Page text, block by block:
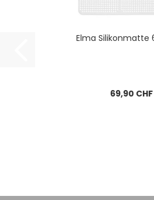
Elma Silikonmatte
69,90 CHF